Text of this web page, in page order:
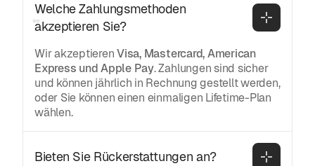
Welche Zahlungsmethoden
akzeptieren Sie?
Wir akzeptierenVisa, Mastercard, American
Express und Apple Pay. Zahlungen sind sicher
und können jährlich in Rechnung gestellt werden,
oder Sie können einen einmaligen Lifetime-Plan
wählen.
Bieten Sie Rückerstattungen an?